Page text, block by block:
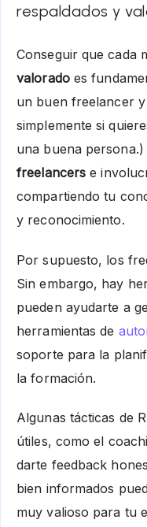
respaldados y
Conseguir que cada
valoradoes
un buen freelancer
simplemente si
una buena persona.)
freelancers e
compartiendo tu
y reconocimiento.
Por supuesto, los
Sin embargo, hay
pueden ayudarte a
herramientas de
soporte para la
la formación.
Algunas tácticas de
útiles, como el
darte feedback
bien informados
muy valioso para tu